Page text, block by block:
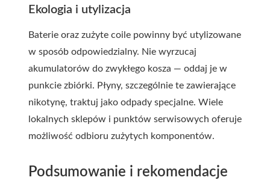
Ekologia i utylizacja
Baterie oraz zużyte coile powinny być utylizowane
w sposób odpowiedzialny. Nie wyrzucaj
akumulatorów do zwykłego kosza — oddaj je w
punkcie zbiórki. Płyny, szczególnie te zawierające
nikotynę, traktuj jako odpady specjalne. Wiele
lokalnych sklepów i punktów serwisowych oferuje
możliwość odbioru zużytych komponentów.
Podsumowanie i rekomendacje